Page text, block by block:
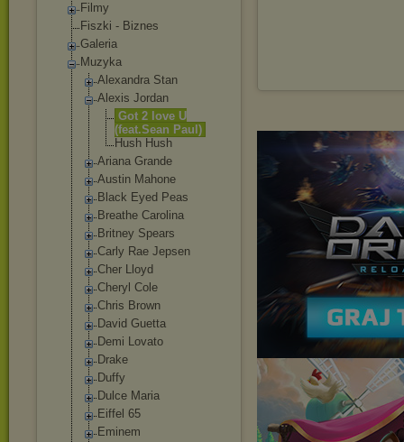
Filmy
Fiszki - Biznes
Galeria
Muzyka
Alexandra Stan
Alexis Jordan
Got 2 love U
(feat.Sean Paul)
Hush Hush
Ariana Grande
Austin Mahone
Black Eyed Peas
Breathe Carolina
Britney Spears
Carly Rae Jepsen
Cher Lloyd
Cheryl Cole
Chris Brown
David Guetta
Demi Lovato
Drake
Duffy
Dulce Maria
Eiffel 65
Eminem